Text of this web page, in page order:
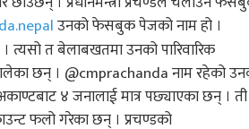
उनको फेसबुक पेजको नाम हो ।
त बेलाबखतमा उनको पारिवारिक
छन् । @cmprachanda नाम रहेको
४ जनालाई मात्र पछ्याएका छन् । ती
फलो गरेका छन् । प्रचण्डको